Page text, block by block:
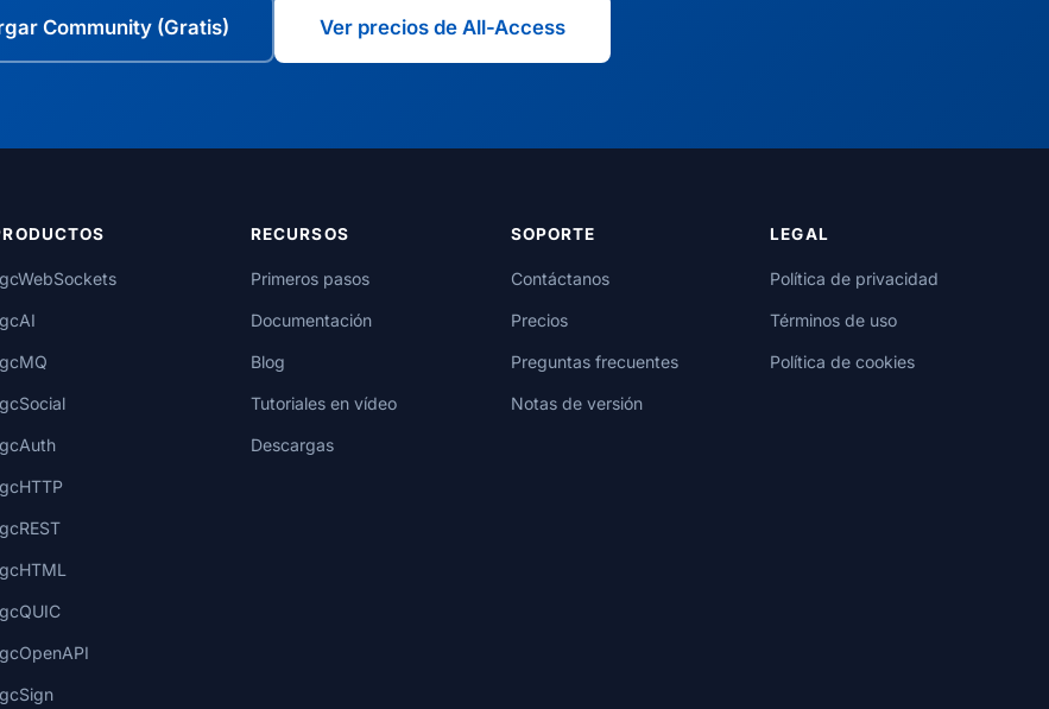
Community (Gratis) Ver precios de All-Access
RECURSOS
Primeros pasos
Documentación
Blog
Tutoriales en vídeo
Descargas
SOPORTE
Contáctanos
Precios
Preguntas frecuentes
Notas de versión
LEGAL
Política de privacidad
Términos de uso
Política de cookies